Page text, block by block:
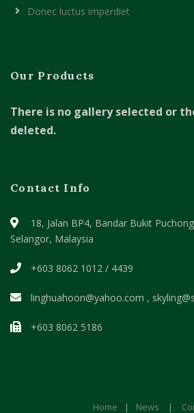
Donec luctus imperdiet
Our Products
There is no gallery selected or
deleted.
Contact Info
18, Jalan BP4, Bandar Bukit
Selangor, Malaysia
+603 8062 1012 / 4439
linghuahoon@yahoo.com ,
+603 8062 5186
Home | News |